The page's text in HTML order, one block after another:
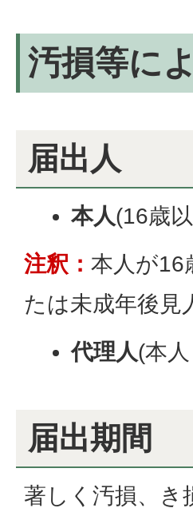
汚損等に
届出人
本人(16歳
注釈： 本人が16
たは未成年後見
代理人(本
届出期間
著しく汚損、き